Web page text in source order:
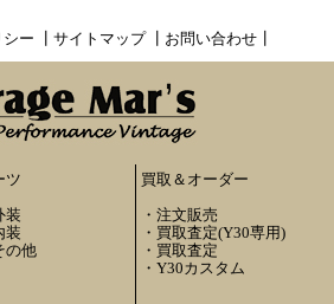
ー サイトマップ┃ お問い合わせ
ツ
装
装
の他
買取＆オーダー
・注文販売
・ 買取査定(Y30専用)
・ 買取査定
・Y30カスタム